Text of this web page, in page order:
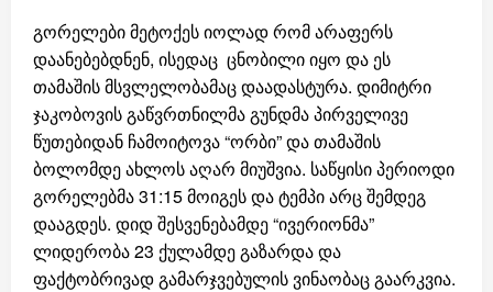
გორელები მეტოქეს იოლად რომ არაფერს
დაანებებდნენ, ისედაც ცნობილი იყო და ეს
თამაშის მსვლელობამაც დაადასტურა. დიმიტრი
ჯაკობოვის გაწვრთნილმა გუნდმა პირველივე
წუთებიდან ჩამოიტოვა “ორბი” და თამაშის
ბოლომდე ახლოს აღარ მიუშვია. საწყისი პერიოდი
გორელებმა 31:15 მოიგეს და ტემპი არც შემდეგ
დააგდეს. დიდ შესვენებამდე “ივერიონმა”
ლიდერობა 23 ქულამდე გაზარდა და
ფაქტობრივად გამარჯვებულის ვინაობაც გაარკვია.